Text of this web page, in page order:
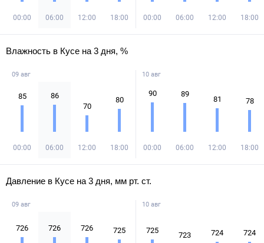
00:00 06:00 12:00 18:00 00:00 06:00 12:00 18:00
Влажность в Кусе на 3 дня, %
09 авг
85
00:00
86
06:00
70
12:00
80
18:00
10 авг
90
00:00
89
06:00
81
12:00
78
18:00
Давление в Кусе на 3 дня, мм рт. ст.
09 авг
726 726 726 725
10 авг
725
723 724 724